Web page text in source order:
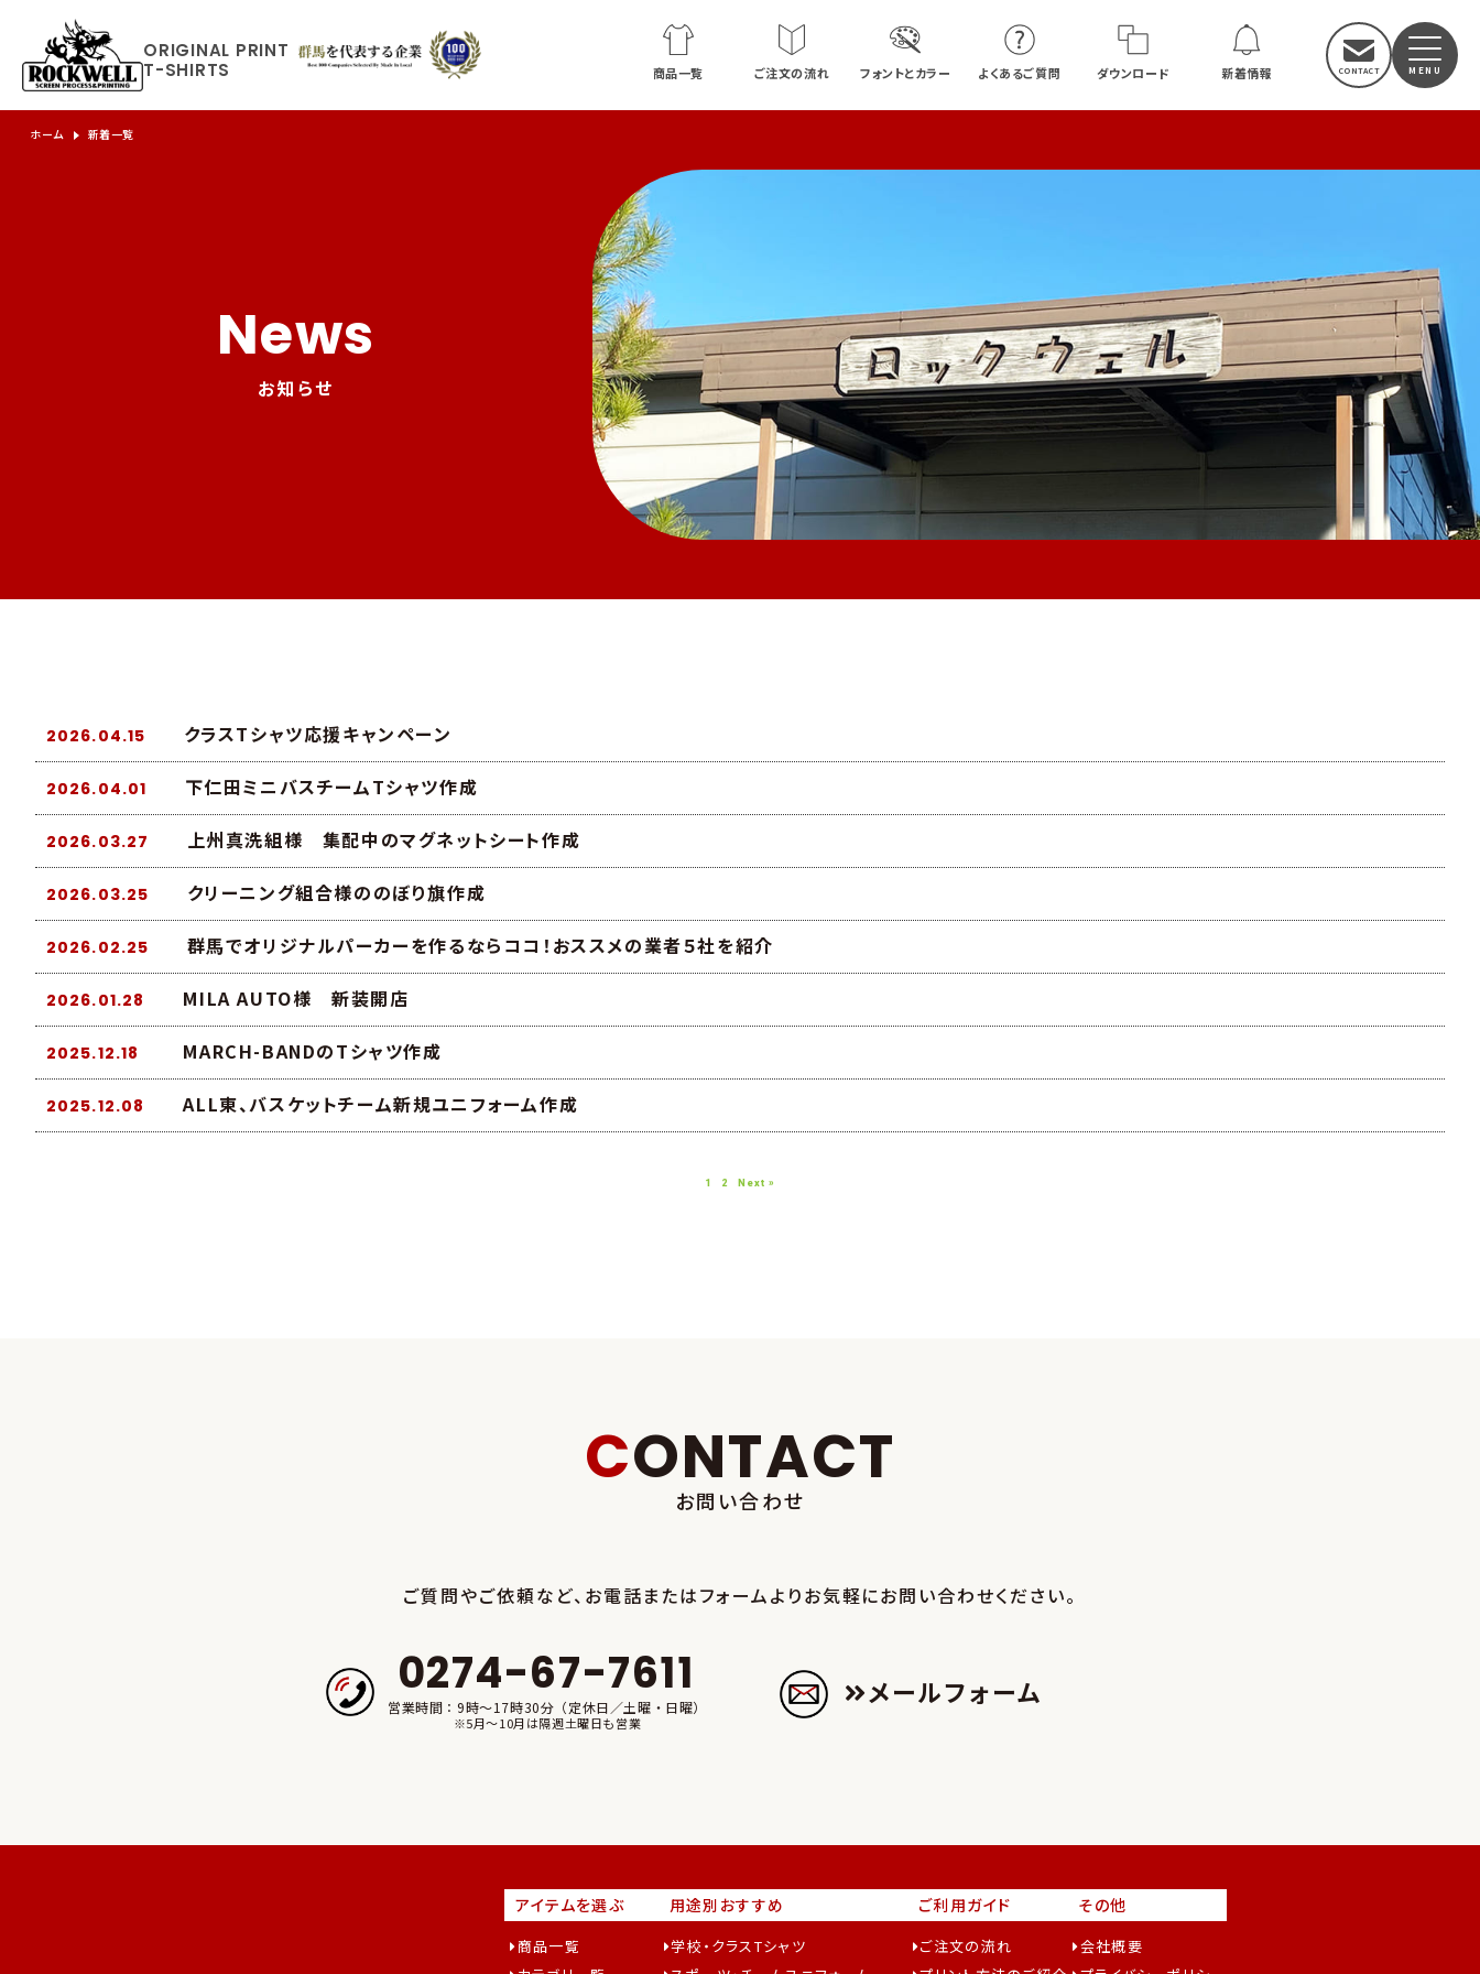
ORIGINAL PRINT
T-SHIRTS
商品一覧 ご注文の流れ フォントとカラー よくあるご質問 ダウンロード 新着情報
ホーム 新着一覧
News
お知らせ
2026.04.15 クラスTシャツ応援キャンペーン
2026.04.01 下仁田ミニバスチームTシャツ作成
2026.03.27 上州真洗組様 集配中のマグネットシート作成
2026.03.25 クリーニング組合様ののぼり旗作成
2026.02.25 群馬でオリジナルパーカーを作るならココ！おススメの業者５社を紹介
2026.01.28 MILA AUTO様 新装開店
2025.12.18 MARCH-BANDのTシャツ作成
2025.12.08 ALL東、バスケットチーム新規ユニフォーム作成
1 2 Next »
CONTACT
お問い合わせ
ご質問やご依頼など、お電話またはフォームよりお気軽にお問い合わせください。
0274-67-7611
営業時間：9時～17時30分（定休日／土曜・日曜）
※5月～10月は隔週土曜日も営業
メールフォーム
アイテムを選ぶ
商品一覧
用途別おすすめ
学校・クラスTシャツ
ご利用ガイド
ご注文の流れ
その他
会社概要